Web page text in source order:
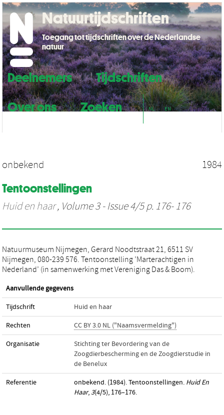
Deelnemers
Tijdschriften
Over ons
Zoeken NL EN
Natuurtijdschriften
Toegang tot tijdschriften over de Nederlandse
natuur
onbekend 1984
Tentoonstellingen
Huid en haar, Volume 3 - Issue 4/5 p. 176- 176
Natuurmuseum Nijmegen, Gerard Noodtstraat 21, 6511 SV
Nijmegen, 080-239 576. Tentoonstelling ’Marterachtigen in
Nederland’ (in samenwerking met Vereniging Das & Boom).
Aanvullende gegevens
Tijdschrift Huid en haar
Rechten CC BY 3.0 NL ("Naamsvermelding")
Organisatie
Stichting ter Bevordering van de
Zoogdierbescherming en de Zoogdierstudie in
de Benelux
Referentie onbekend. (1984). Tentoonstellingen. Huid En
Haar, 3(4/5), 176–176.